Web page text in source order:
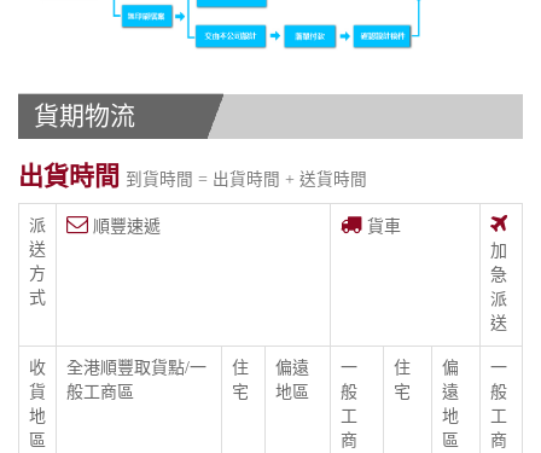
貨期物流
出貨時間 到貨時間 = 出貨時間 + 送貨時間
派
送
方
式
順豐速遞
貨車
加
急
派
送
收
貨
地
區
全港順豐取貨點/一
般工商區
住
宅
偏遠
地區
一
般
工
商
住
宅
偏
遠
地
區
一
般
工
商